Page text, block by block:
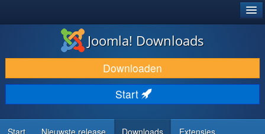
DOWNLOAD & BREID UIT
ONTDEK & LEER
COMMUNITY & ONDERSTEUNING
ONTWIKKELAARSBRONNEN
Joomla! Downloads
Downloaden
Start
Start Nieuwste release Downloads Extensies